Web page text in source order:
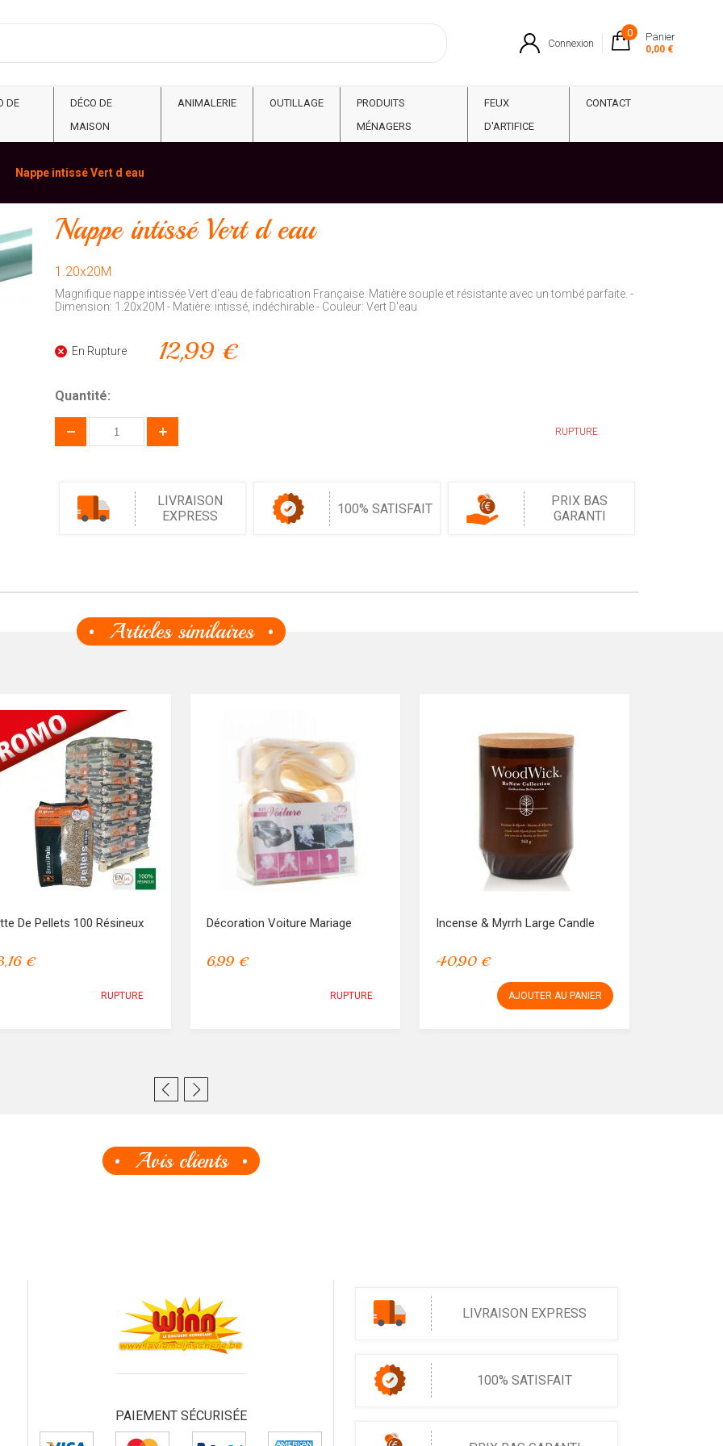
Connexion
0 Panier
0,00 €
DE
DÉCO DE
MAISON
ANIMALERIE OUTILLAGE
PRODUITS
MÉNAGERS
FEUX
D'ARTIFICE
CONTACT
Nappe intissé Vert d eau
Nappe intissé Vert d eau
1.20x20M
Magnifique nappe intissée Vert d'eau de fabrication Française. Matière souple et résistante avec un tombé parfaite. -
Dimension: 1.20x20M - Matière: intissé, indéchirable - Couleur: Vert D'eau
En Rupture 12,99 €
Quantité:
RUPTURE
LIVRAISON
EXPRESS
100% SATISFAIT
PRIX BAS
GARANTI
Articles similaires
De Pellets 100 Résineux
€
RUPTURE
Décoration Voiture Mariage
6,99 €
RUPTURE
Incense & Myrrh Large Candle
40,90 €
AJOUTER AU PANIER
Avis clients
PAIEMENT SÉCURISÉE
LIVRAISON EXPRESS
100% SATISFAIT